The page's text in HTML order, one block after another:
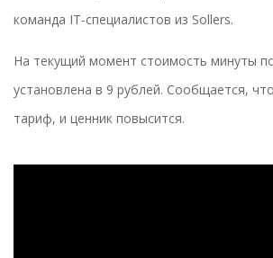
команда IT-специалистов из Sollers.
На текущий момент стоимость минуты
установлена в 9 рублей. Сообщается,
тариф, и ценник повысится.